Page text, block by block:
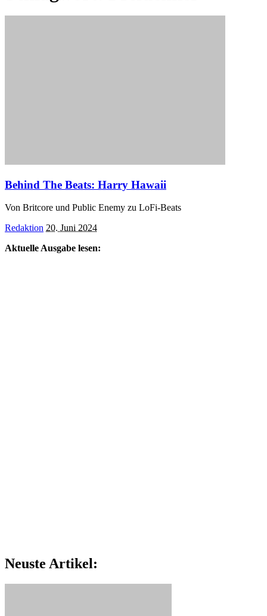
Behind The Beats: Harry Hawaii
Von Britcore und Public Enemy zu LoFi-Beats
Posted
Redaktion 20. Juni 2024
Aktuelle Ausgabe lesen:
Neuste Artikel: